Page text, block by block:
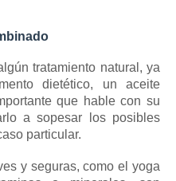
tratamiento natural, ya
dietético, un aceite
que hable con su
a sopesar los posibles
particular.
y seguras, como el yoga